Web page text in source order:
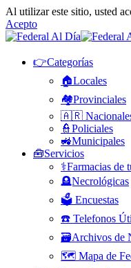
Al utilizar este sitio, usted
Acepto
👉Categorías
🏠Locales
🏘️Provinciales
🇦🇷
👮Policiales
🚜Municipales
🧰Servicios
⚕️Farmacias de
🪦Necrológicas
🗳️ Encuestas
☎️ Telefonos
🗃️Archivos de
🗺️ Mapa de